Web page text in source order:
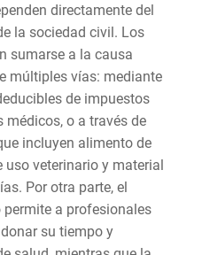
directamente del
la sociedad civil. Los
sumarse a la causa
múltiples vías: mediante
de impuestos
o a través de
incluyen alimento de
veterinario y material
Por otra parte, el
a profesionales
su tiempo y